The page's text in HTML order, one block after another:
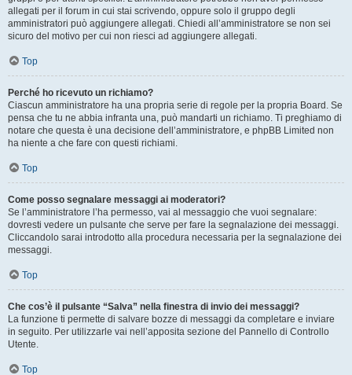
allegati per il forum in cui stai scrivendo, oppure solo il gruppo degli
amministratori può aggiungere allegati. Chiedi all’amministratore se non sei
sicuro del motivo per cui non riesci ad aggiungere allegati.
Top
Perché ho ricevuto un richiamo?
Ciascun amministratore ha una propria serie di regole per la propria Board. Se
pensa che tu ne abbia infranta una, può mandarti un richiamo. Ti preghiamo di
notare che questa è una decisione dell’amministratore, e phpBB Limited non
ha niente a che fare con questi richiami.
Top
Come posso segnalare messaggi ai moderatori?
Se l’amministratore l’ha permesso, vai al messaggio che vuoi segnalare:
dovresti vedere un pulsante che serve per fare la segnalazione dei messaggi.
Cliccandolo sarai introdotto alla procedura necessaria per la segnalazione dei
messaggi.
Top
Che cos’è il pulsante “Salva” nella finestra di invio dei messaggi?
La funzione ti permette di salvare bozze di messaggi da completare e inviare
in seguito. Per utilizzarle vai nell’apposita sezione del Pannello di Controllo
Utente.
Top